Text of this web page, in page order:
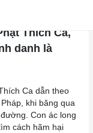
Thích Ca,
danh là
Ca dẫn theo
khi băng qua
Con ác long
cách hãm hại